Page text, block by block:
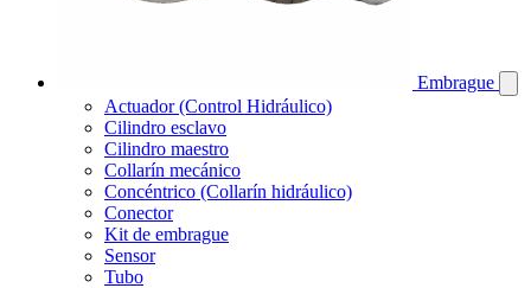
Embrague
Actuador (Control Hidráulico)
Cilindro esclavo
Cilindro maestro
Collarín mecánico
Concéntrico (Collarín hidráulico)
Conector
Kit de embrague
Sensor
Tubo